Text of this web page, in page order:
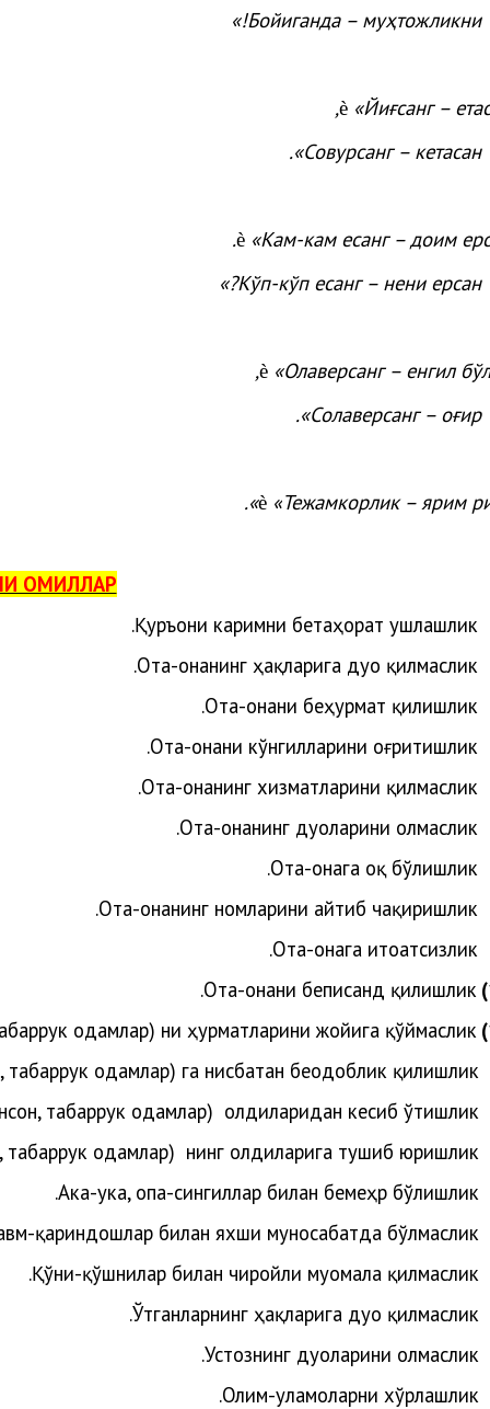
Бойиганда– муҳтожликни
!»
è «Йиғсанг–
,
Совурсанг– кетасан
».
è «Кам-кам есанг– доим
.
Кўп-кўп есанг– нени ерсан
?»
è «Олаверсанг– енгил
,
Солаверсанг– оғир
».
è «Тежамкорлик – ярим
»
.
ОМИЛЛАР
Қуръони каримни бетаҳорат ушлашлик
.
Ота-онанинг ҳақларига дуо қилмаслик
.
Ота-онани беҳурмат қилишлик.
Ота-онани кўнгилларини оғритишлик.
Ота-онанинг хизматларини қилмаслик.
Ота-онанинг дуоларини олмаслик.
Ота-онага оқ бўлишлик.
Ота-онанинг номларини айтиб чақиришлик.
Ота-онага итоатсизлик.
Ота-онани беписанд қилишлик.
одамлар) ни ҳурматларини жойига қўймаслик.
табаррук одамлар) га нисбатан беодоблик қилишлик.
табаррук одамлар) олдиларидан кесиб ўтишлик.
табаррук одамлар) нинг олдиларига тушиб юришлик.
Ака-ука, опа-сингиллар билан бемеҳр бўлишлик.
қариндошлар билан яхши муносабатда бўлмаслик.
Қўни-қўшнилар билан чиройли муомала қилмаслик.
Ўтганларнинг ҳақларига дуо қилмаслик.
Устознинг дуоларини олмаслик.
Олим-уламоларни хўрлашлик.